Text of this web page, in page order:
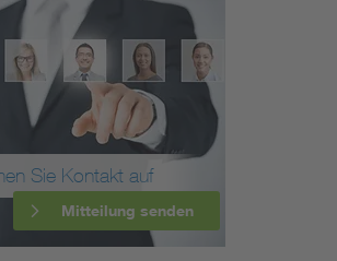
Sie Kontakt auf
Mitteilung senden